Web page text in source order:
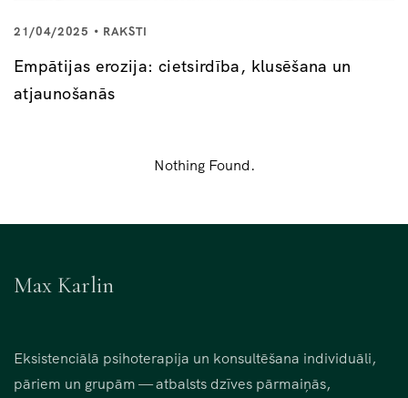
21/04/2025 RAKSTI
Empātijas erozija: cietsirdība, klusēšana un
atjaunošanās
Nothing Found.
Max Karlin
Eksistenciālā psihoterapija un konsultēšana individuāli,
pāriem un grupām — atbalsts dzīves pārmaiņās,